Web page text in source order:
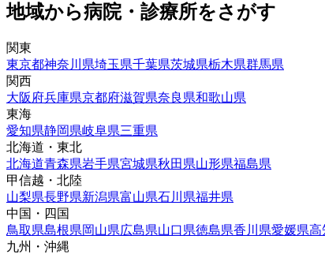
地域から病院・診療所をさがす
関東
東京都神奈川県埼玉県千葉県茨城県栃木県群馬県
関西
大阪府兵庫県京都府滋賀県奈良県和歌山県
東海
愛知県静岡県岐阜県三重県
北海道・東北
北海道青森県岩手県宮城県秋田県山形県福島県
甲信越・北陸
山梨県長野県新潟県富山県石川県福井県
中国・四国
鳥取県島根県岡山県広島県山口県徳島県香川県愛媛県高
九州・沖縄